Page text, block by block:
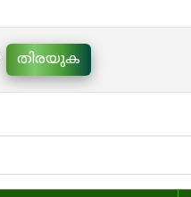
തിരയുക